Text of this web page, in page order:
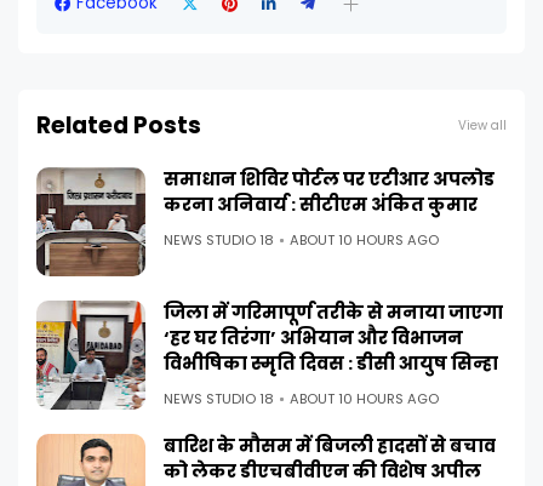
Related Posts View all
समाधान शिविर पोर्टल पर एटीआर अपलोड
करना अनिवार्य : सीटीएम अंकित कुमार
NEWS STUDIO 18 ABOUT 10 HOURS AGO
जिला में गरिमापूर्ण तरीके से मनाया जाएगा
‘हर घर तिरंगा’ अभियान और विभाजन
विभीषिका स्मृति दिवस : डीसी आयुष सिन्हा
NEWS STUDIO 18 ABOUT 10 HOURS AGO
बारिश के मौसम में बिजली हादसों से बचाव
को लेकर डीएचबीवीएन की विशेष अपील